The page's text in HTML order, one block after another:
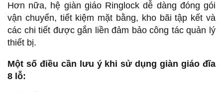
Hơn nữa, hệ giàn giáo Ringlock dễ dàng đóng gói
vận chuyển, tiết kiệm mặt bằng, kho bãi tập kết và
các chi tiết được gắn liền đảm bảo công tác quản lý
thiết bị.
Một số điều cần lưu ý khi sử dụng giàn giáo đĩa
8 lỗ: